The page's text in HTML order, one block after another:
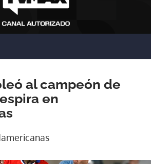
al campeón de
en